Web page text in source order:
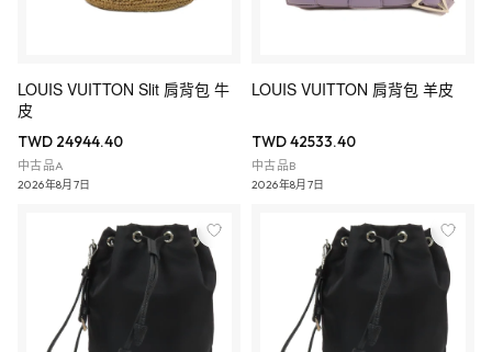
LOUIS VUITTON Slit 肩背包 牛
皮
TWD 24944.40
中古品A
2026年8月7日
LOUIS VUITTON 肩背包 羊皮
TWD 42533.40
中古品B
2026年8月7日